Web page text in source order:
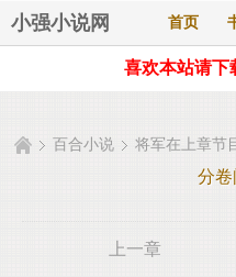
小强小说网 首页
喜欢本站请下
百合小说 将军在上章节
分卷
上一章